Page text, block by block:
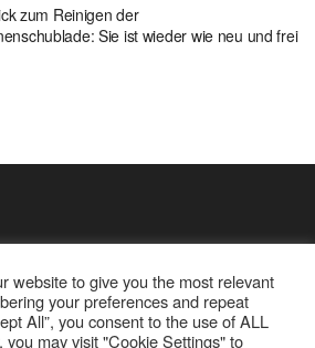
zum Reinigen der
Sie ist wieder wie neu und frei
website to give you the most relevant
your preferences and repeat
All”, you consent to the use of ALL
you may visit "Cookie Settings" to